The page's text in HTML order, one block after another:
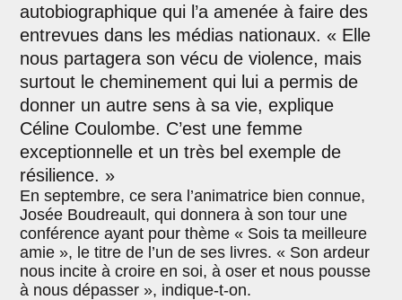
autobiographique qui l’a amenée à faire des
entrevues dans les médias nationaux. « Elle
nous partagera son vécu de violence, mais
surtout le cheminement qui lui a permis de
donner un autre sens à sa vie, explique
Céline Coulombe. C’est une femme
exceptionnelle et un très bel exemple de
résilience. »
En septembre, ce sera l’animatrice bien connue,
Josée Boudreault, qui donnera à son tour une
conférence ayant pour thème « Sois ta meilleure
amie », le titre de l’un de ses livres. « Son ardeur
nous incite à croire en soi, à oser et nous pousse
à nous dépasser », indique-t-on.